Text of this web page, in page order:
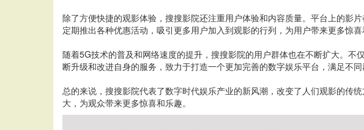
除了方便快捷的观影体验，搜搜影院还注重用户体验和内容质量。平台上的影
定期推出各种优惠活动，吸引更多用户加入到观影的行列，为用户带来更多惊喜
随着5G技术的普及和网络速度的提升，搜搜影院的用户群体也在不断扩大。
断升级和改进自身的服务，致力于打造一个更加完善的数字娱乐平台，满足不同
总的来说，搜搜影院代表了数字时代娱乐产业的新风潮，改变了人们观影的传
大，为观众带来更多惊喜和乐趣。